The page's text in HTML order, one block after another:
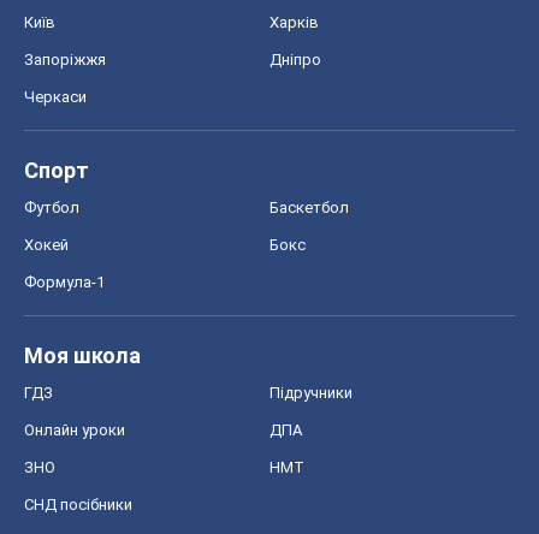
Київ Харків
Запоріжжя Дніпро
Черкаси
Спорт
Футбол Баскетбол
Хокей Бокс
Формула-1
Моя школа
ГДЗ Підручники
Онлайн уроки ДПА
ЗНО НМТ
СНД посібники